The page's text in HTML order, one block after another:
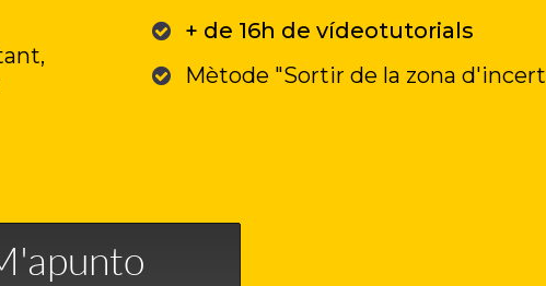
+ de 16h de vídeotutorials
Mètode "Sortir de la zona